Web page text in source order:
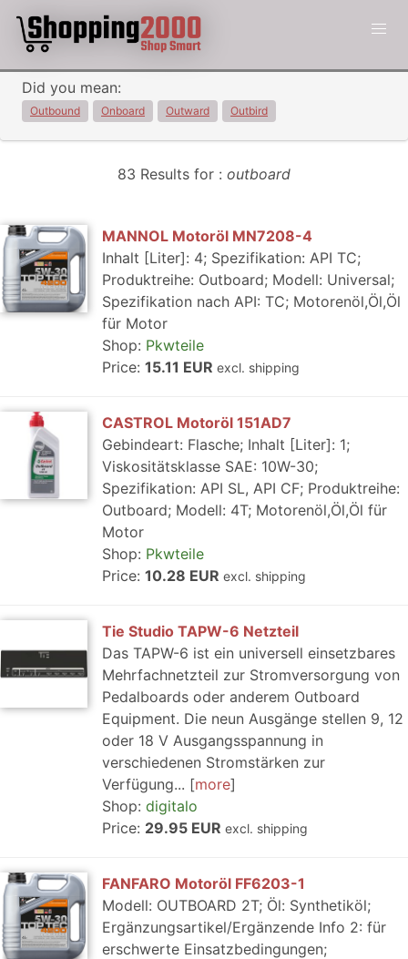
Did you mean:
Outbound Onboard Outward Outbird
83 Results for : outboard
MANNOL Motoröl MN7208-4
Inhalt [Liter]: 4; Spezifikation: API TC;
Produktreihe: Outboard; Modell: Universal;
Spezifikation nach API: TC; Motorenöl,Öl,Öl
für Motor
Shop: Pkwteile
Price: 15.11 EUR excl. shipping
CASTROL Motoröl 151AD7
Gebindeart: Flasche; Inhalt [Liter]: 1;
Viskositätsklasse SAE: 10W-30;
Spezifikation: API SL, API CF; Produktreihe:
Outboard; Modell: 4T; Motorenöl,Öl,Öl für
Motor
Shop: Pkwteile
Price: 10.28 EUR excl. shipping
Tie Studio TAPW-6 Netzteil
Das TAPW-6 ist ein universell einsetzbares
Mehrfachnetzteil zur Stromversorgung von
Pedalboards oder anderem Outboard
Equipment. Die neun Ausgänge stellen 9, 12
oder 18 V Ausgangsspannung in
verschiedenen Stromstärken zur
Verfügung...
more
Shop: digitalo
Price: 29.95 EUR excl. shipping
FANFARO Motoröl FF6203-1
Modell: OUTBOARD 2T; Öl: Synthetiköl;
Ergänzungsartikel/Ergänzende Info 2: für
erschwerte Einsatzbedingungen;